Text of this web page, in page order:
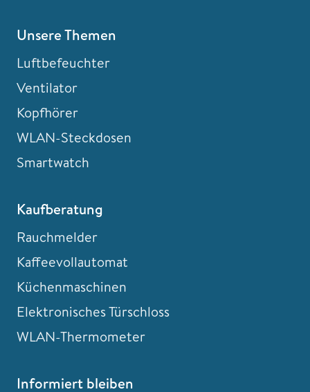
Unsere Themen
Luftbefeuchter
Ventilator
Kopfhörer
WLAN-Steckdosen
Smartwatch
Kaufberatung
Rauchmelder
Kaffeevollautomat
Küchenmaschinen
Elektronisches Türschloss
WLAN-Thermometer
Informiert bleiben